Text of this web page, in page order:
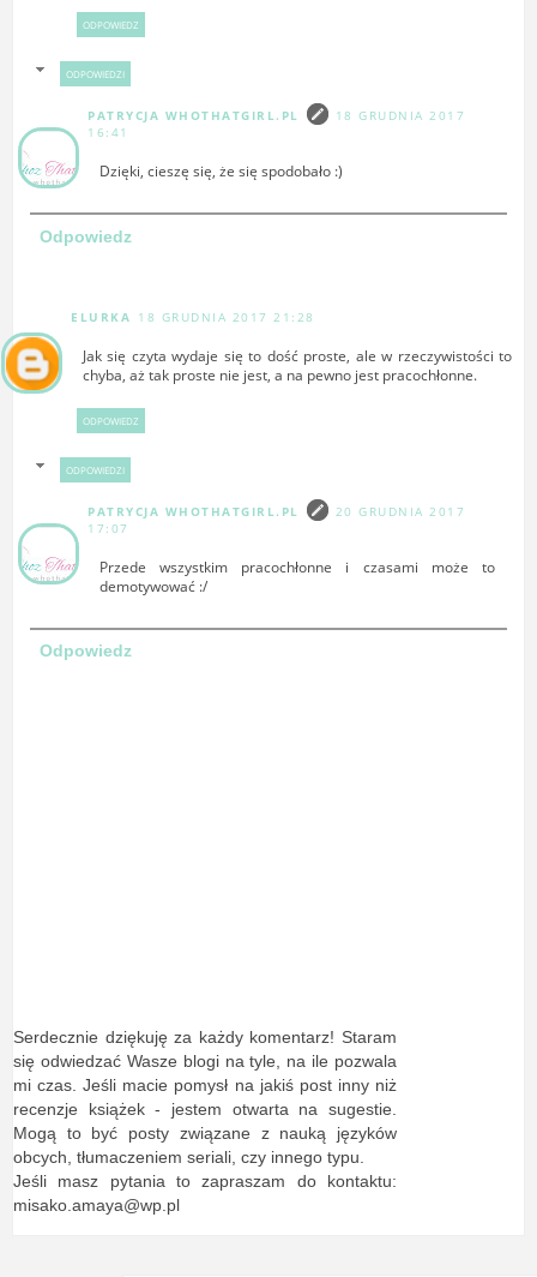
ODPOWIEDZ
ODPOWIEDZI
PATRYCJA WHOTHATGIRL.PL
18 GRUDNIA 2017
16:41
Dzięki, cieszę się, że się spodobało :)
Odpowiedz
ELURKA 18 GRUDNIA 2017 21:28
Jak się czyta wydaje się to dość proste, ale w rzeczywistości to
chyba, aż tak proste nie jest, a na pewno jest pracochłonne.
ODPOWIEDZ
ODPOWIEDZI
PATRYCJA WHOTHATGIRL.PL
20 GRUDNIA 2017
17:07
Przede wszystkim pracochłonne i czasami może to
demotywować :/
Odpowiedz
Serdecznie dziękuję za każdy komentarz! Staram
się odwiedzać Wasze blogi na tyle, na ile pozwala
mi czas. Jeśli macie pomysł na jakiś post inny niż
recenzje książek - jestem otwarta na sugestie.
Mogą to być posty związane z nauką języków
obcych, tłumaczeniem seriali, czy innego typu.
Jeśli masz pytania to zapraszam do kontaktu:
misako.amaya@wp.pl